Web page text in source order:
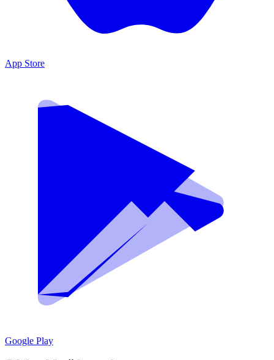
App Store
Google Play